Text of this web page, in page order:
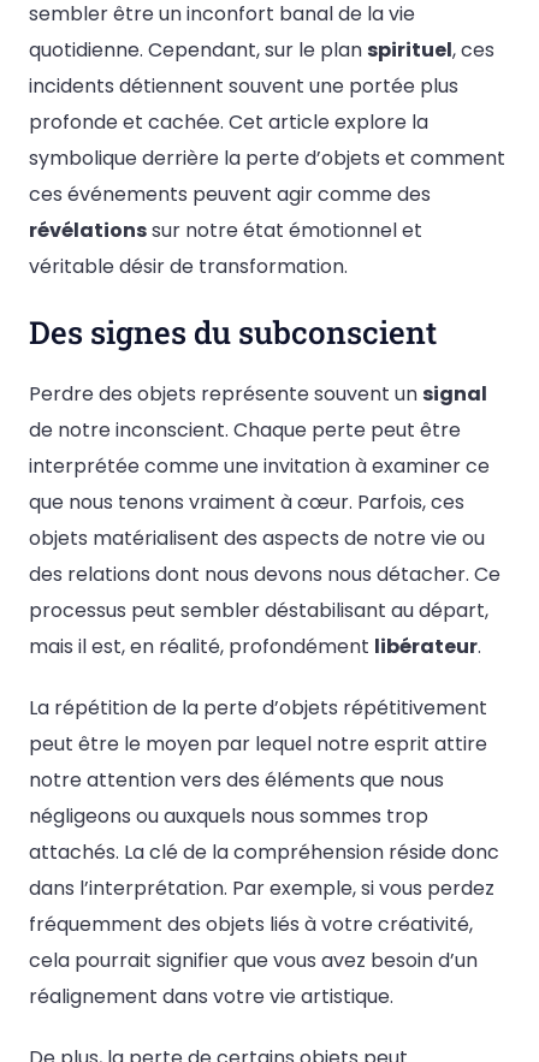
sembler être un inconfort banal de la vie
quotidienne. Cependant, sur le plan spirituel, ces
incidents détiennent souvent une portée plus
profonde et cachée. Cet article explore la
symbolique derrière la perte d’objets et comment
ces événements peuvent agir comme des
révélationssur notre état émotionnel et
véritable désir de transformation.
Des signes du subconscient
Perdre des objets représente souvent un signal
de notre inconscient. Chaque perte peut être
interprétée comme une invitation à examiner ce
que nous tenons vraiment à cœur. Parfois, ces
objets matérialisent des aspects de notre vie ou
des relations dont nous devons nous détacher. Ce
processus peut sembler déstabilisant au départ,
mais il est, en réalité, profondément libérateur.
La répétition de la perte d’objets répétitivement
peut être le moyen par lequel notre esprit attire
notre attention vers des éléments que nous
négligeons ou auxquels nous sommes trop
attachés. La clé de la compréhension réside donc
dans l’interprétation. Par exemple, si vous perdez
fréquemment des objets liés à votre créativité,
cela pourrait signifier que vous avez besoin d’un
réalignement dans votre vie artistique.